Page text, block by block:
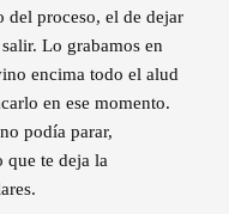
del proceso, el de dejar
Lo grabamos en
encima todo el alud
en ese momento.
podía parar,
que te deja la